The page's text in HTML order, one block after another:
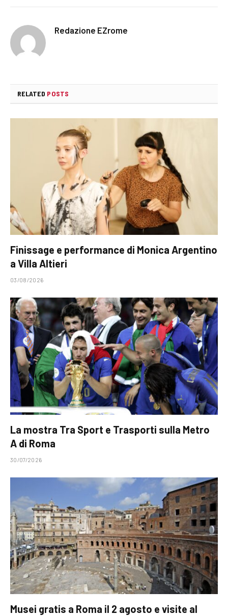
Redazione EZrome
RELATED POSTS
Finissage e performance di Monica Argentino
a Villa Altieri
03/08/2026
La mostra Tra Sport e Trasporti sulla Metro
A di Roma
30/07/2026
Musei gratis a Roma il 2 agosto e visite al